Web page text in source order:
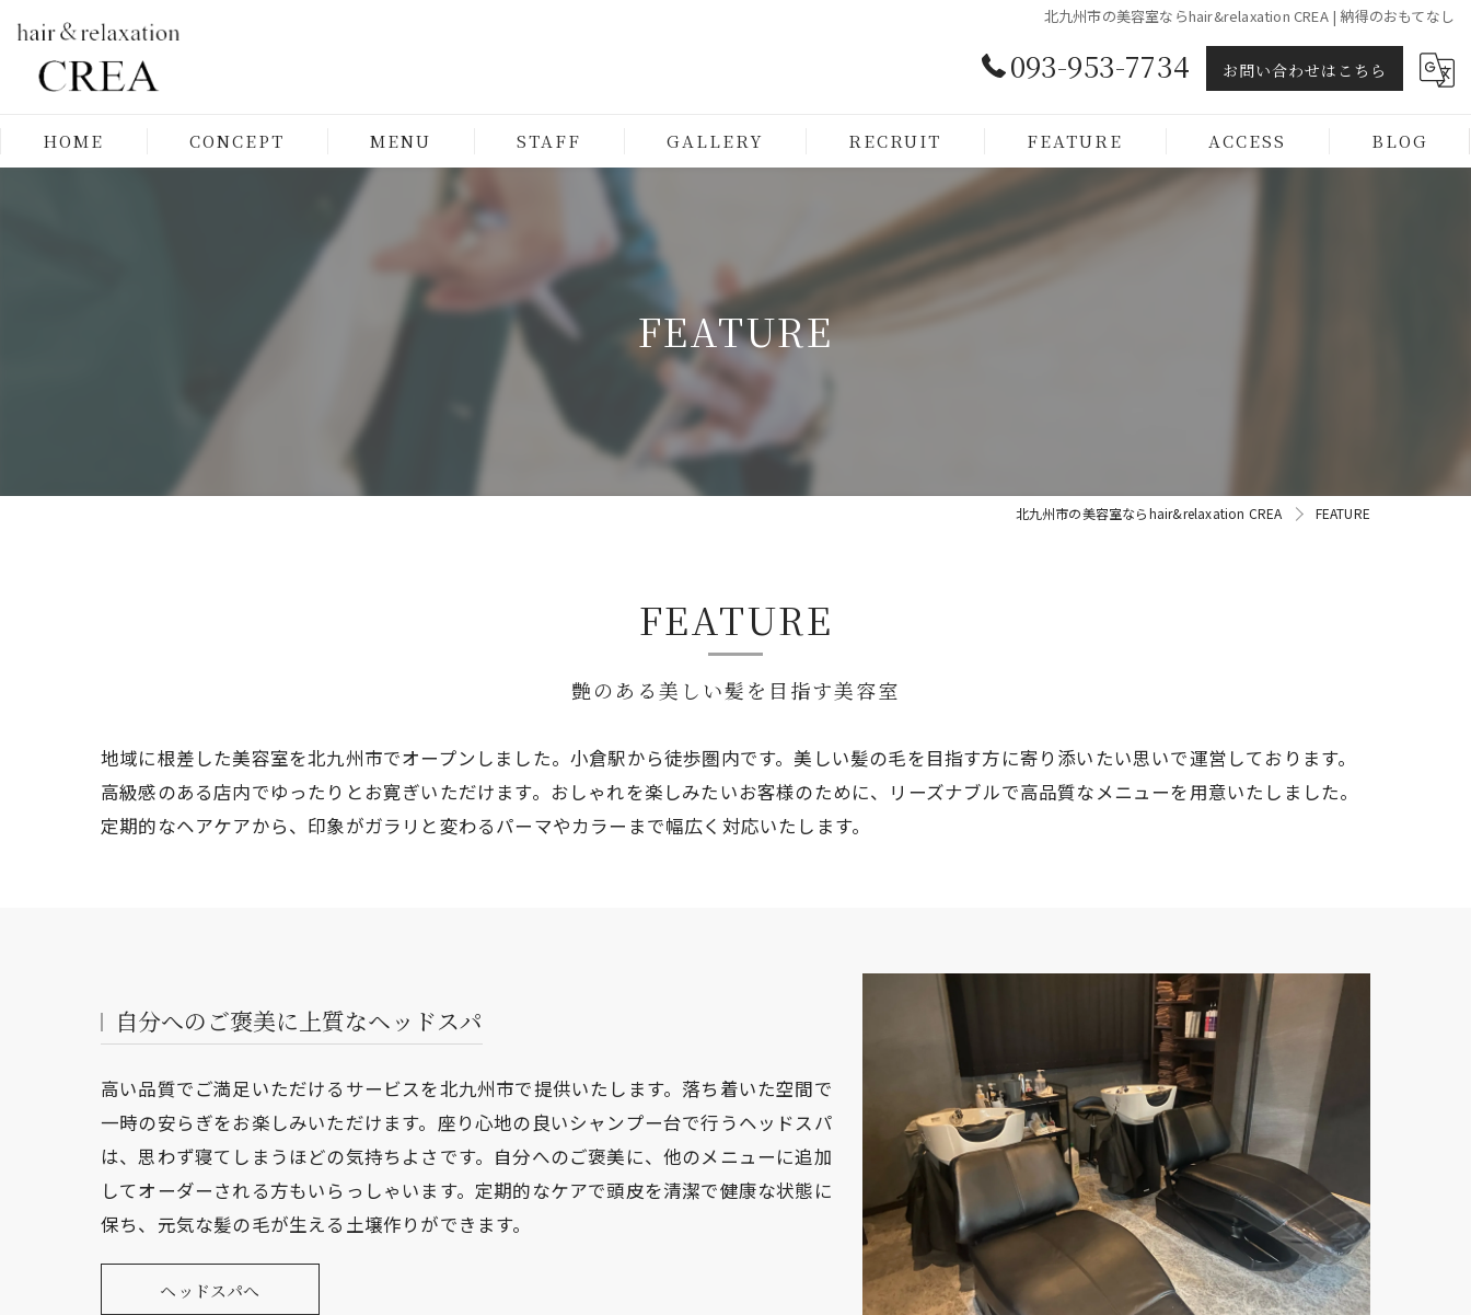
北九州市の美容室ならhair&relaxation CREA | 納得のおもてなし
093-953-7734 お問い合わせはこちら
HOME CONCEPT MENU STAFF GALLERY RECRUIT FEATURE ACCESS BLOG
FEATURE
北九州市の美容室ならhair&relaxation CREA FEATURE
艶のある美しい髪を目指す美容室
FEATURE
地域に根差した美容室を北九州市でオープンしました。小倉駅から徒歩圏内です。美しい髪の毛を目指す方に寄り添いたい思いで運営しております。
高級感のある店内でゆったりとお寛ぎいただけます。おしゃれを楽しみたいお客様のために、リーズナブルで高品質なメニューを用意いたしました。
定期的なヘアケアから、印象がガラリと変わるパーマやカラーまで幅広く対応いたします。
自分へのご褒美に上質なヘッドスパ
高い品質でご満足いただけるサービスを北九州市で提供いたします。落ち着いた空間で
一時の安らぎをお楽しみいただけます。座り心地の良いシャンプー台で行うヘッドスパ
は、思わず寝てしまうほどの気持ちよさです。自分へのご褒美に、他のメニューに追加
してオーダーされる方もいらっしゃいます。定期的なケアで頭皮を清潔で健康な状態に
保ち、元気な髪の毛が生える土壌作りができます。
ヘッドスパへ